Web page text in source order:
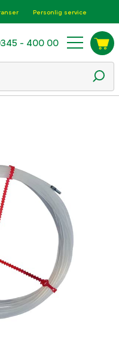
Personlig service
- 400 00